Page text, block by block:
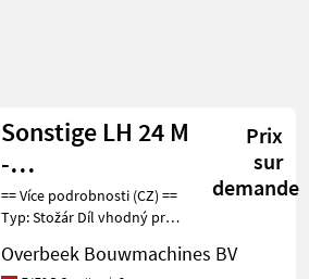
Sonstige LH 24 M
-
Monoboom/
Prix
sur
demande
== Více podrobnosti (CZ) ==
Typ: Stožár Díl vhodný pro:
konstrukce DPH/marže:
Overbeek Bouwmachines BV